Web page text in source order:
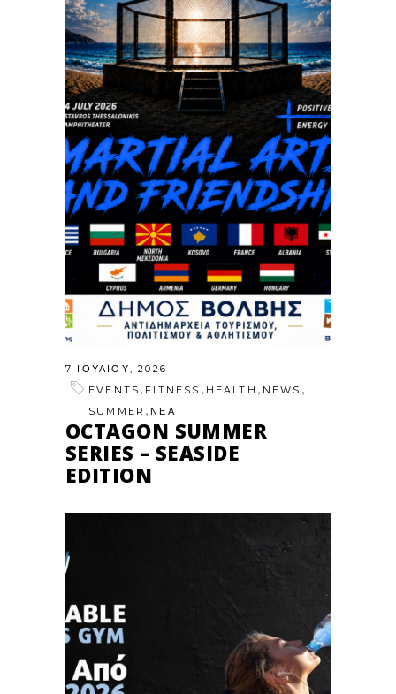
7 ΙΟΥΛΊΟΥ, 2026
EVENTS , FITNESS , HEALTH , NEWS ,
SUMMER ,ΝΕΑ
OCTAGON SUMMER
SERIES – SEASIDE
EDITION